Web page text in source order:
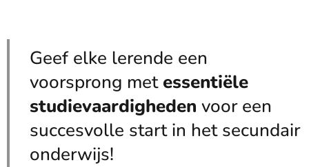
Geef elke lerende een
voorsprong met essentiële
studievaardigheden voor een
succesvolle start in het secundair
onderwijs!